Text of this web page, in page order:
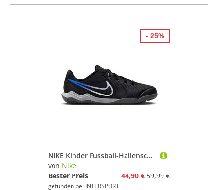
NIKE Kinder Fussball-Hallenschuhe JR LEGEND 10 ACADEMY IC
von Nike
Bester Preis
44,90 € 59,99 €
gefunden bei INTERSPORT
- 25%